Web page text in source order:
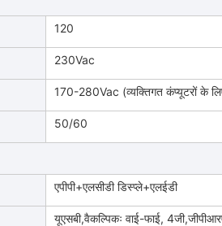
120
230Vac
170-280Vac (व्यक्तिगत कंप्यूटरों के
50/60
एपीपी+एलसीडी डिस्प्ले+एलईडी
यूएसबी,वैकल्पिकः वाई-फाई,